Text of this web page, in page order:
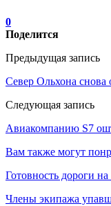
0
Поделится
Предыдущая запись
Север Ольхона снова
Следующая запись
Авиакомпанию S7
Вам также могут
Готовность дороги
Члены экипажа